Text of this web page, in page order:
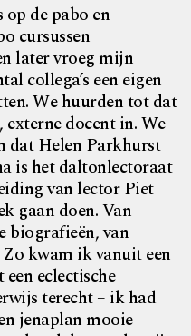
de pabo en
cursussen
later vroeg mijn
collega’s een eigen
We huurden tot dat
docent in. We
dat Helen Parkhurst
is het daltonlectoraat
van lector Piet
gaan doen. Van
biografieën, van
kwam ik vanuit een
eclectische
terecht – ik had
jenaplan mooie